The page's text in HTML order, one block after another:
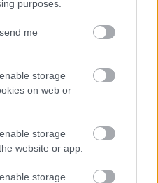
purposes.
me
storage
on web or
storage
website or app.
storage
- causes, symptômes,